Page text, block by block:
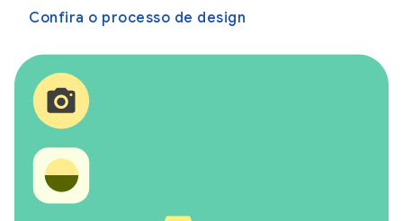
Confira o processo de design